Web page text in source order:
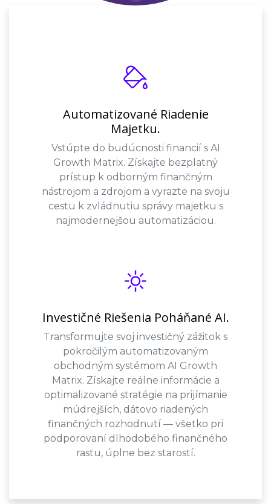
Automatizované Riadenie
Majetku.
Vstúpte do budúcnosti financií s AI
Growth Matrix. Získajte bezplatný
prístup k odborným finančným
nástrojom a zdrojom a vyrazte na svoju
cestu k zvládnutiu správy majetku s
najmodernejšou automatizáciou.
Investičné Riešenia Poháňané AI.
Transformujte svoj investičný zážitok s
pokročilým automatizovaným
obchodným systémom AI Growth
Matrix. Získajte reálne informácie a
optimalizované stratégie na prijímanie
múdrejších, dátovo riadených
finančných rozhodnutí — všetko pri
podporovaní dlhodobého finančného
rastu, úplne bez starostí.